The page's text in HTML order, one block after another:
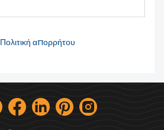
Πολιτική απορρήτου